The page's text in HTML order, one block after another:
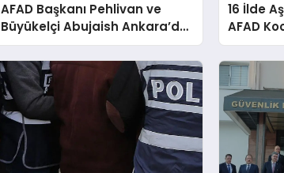
AFAD Başkanı Pehlivan ve
Büyükelçi Abujaish Ankara’da
Buluştu
16 İlde
AFAD